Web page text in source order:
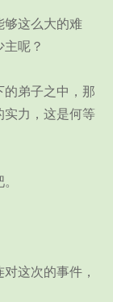
这么大的难
呢？
弟子之中，那
实力，这是何等
这次的事件，